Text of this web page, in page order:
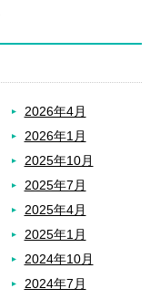
2026年4月
2026年1月
2025年10月
2025年7月
2025年4月
2025年1月
2024年10月
2024年7月